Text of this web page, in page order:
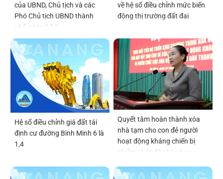
của UBND, Chủ tịch và các
Phó Chủ tịch UBND thành
phố ngày 07-8
về hệ số điều chỉnh mức biến
động thị trường đất đai
Hệ số điều chỉnh giá đất tái
định cư đường Bình Minh 6 là
1,4
Quyết tâm hoàn thành xóa
nhà tạm cho con đẻ người
hoạt động kháng chiến bị
nhiễm chất độc hóa học